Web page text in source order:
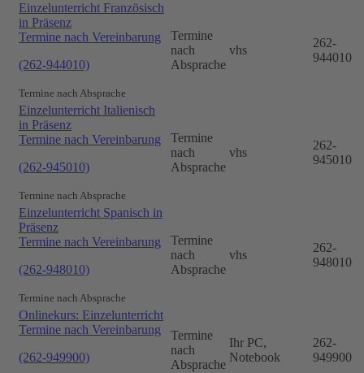
Einzelunterricht Französisch
in Präsenz
Termine nach Vereinbarung
(262-944010)
Termine nach Absprache
Termine
nach
Absprache
vhs
262-
944010
Einzelunterricht Italienisch
in Präsenz
Termine nach Vereinbarung
(262-945010)
Termine nach Absprache
Termine
nach
Absprache
vhs
262-
945010
Einzelunterricht Spanisch in
Präsenz
Termine nach Vereinbarung
(262-948010)
Termine nach Absprache
Termine
nach
Absprache
vhs
262-
948010
Onlinekurs: Einzelunterricht
Termine nach Vereinbarung
(262-949900)
Termine
nach
Absprache
Ihr PC,
Notebook
262-
949900